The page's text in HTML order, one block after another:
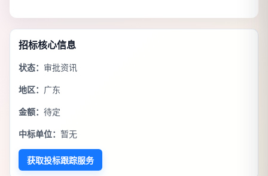
招标核心信息
状态： 审批资讯
地区： 广东
金额： 待定
中标单位： 暂无
获取投标跟踪服务